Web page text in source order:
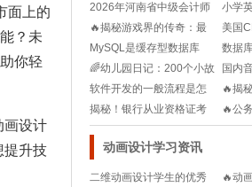
面上的
？未
你轻
画设计
提升技
2026年河南省中级会计师
报名时间还没公
小学
找？
🔥揭秘游戏界的传奇：最
强制作人——木兰竹
美国
金量
MySQL是缓存型数据库
吗？还是有其他类
数据
么？
🌈幼儿园日记：200个小故
事，解锁幼儿成
国内
分数
软件开发的一般流程是怎
样的🧐想知道软件开
🔥揭
识宝
揭秘！银行从业资格证考
试：历年真题重击率
🔥公
一份
动画设计学习资讯
二维动画设计学生的优秀
🔥动